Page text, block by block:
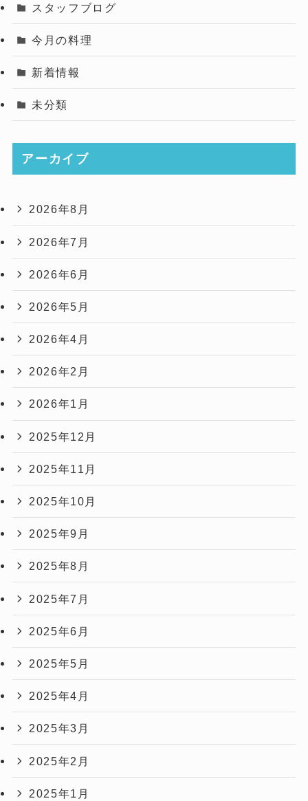
スタッフブログ
今月の料理
新着情報
未分類
アーカイブ
2026年8月
2026年7月
2026年6月
2026年5月
2026年4月
2026年2月
2026年1月
2025年12月
2025年11月
2025年10月
2025年9月
2025年8月
2025年7月
2025年6月
2025年5月
2025年4月
2025年3月
2025年2月
2025年1月